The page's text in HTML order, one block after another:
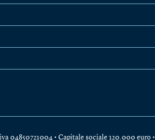
04850721004 • Capitale sociale 120.000 euro •